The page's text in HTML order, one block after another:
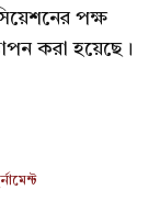
পক্ষ
করা হয়েছে।‌